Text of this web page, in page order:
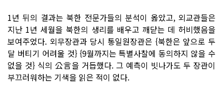
1년 뒤의 결과는 북한 전문가들의 분석이 옳았고, 외교관들은
지난 1년 세월을 북한의 생리를 배우고 깨닫는 데 허비했음을
보여주었다. 외무장관과 당시 통일원장관은 {북한은 앞으로 두
달 버티기 어려울 것} {9월까지는 특별사찰에 동의하지 않을 수
없을 것} 식의 公言을 거듭했다. 그 예측이 빗나가도 두 장관이
부끄러워하는 기색을 읽은 적이 없다.